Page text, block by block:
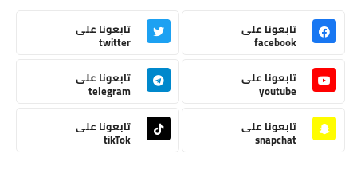
تابعونا على
facebook
تابعونا على
twitter
تابعونا على
youtube
تابعونا على
telegram
تابعونا على
snapchat
تابعونا على
tikTok